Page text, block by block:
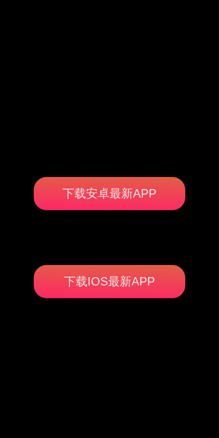
下载安卓最新APP
下载IOS最新APP